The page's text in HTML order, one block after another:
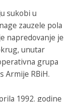
sukobi u
zauzele pola
napredovanje je
unutar
grupa
Armije RBiH.
1992. godine